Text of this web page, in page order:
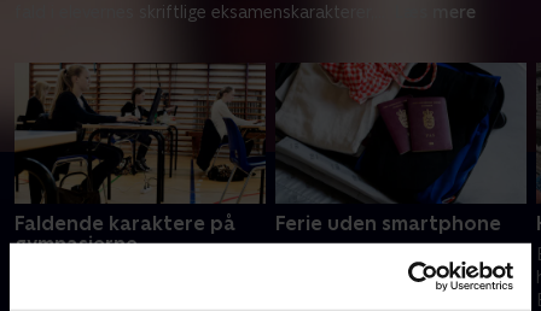
fald i elevernes skriftlige eksamenskarakterer,
Læs mere
Faldende karaktere på
gymnasierne
Ferie uden smartphone
rejse, hvor gæster ved